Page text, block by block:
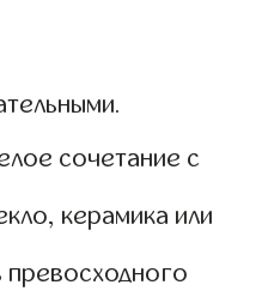
сочетание с
керамика или
превосходного